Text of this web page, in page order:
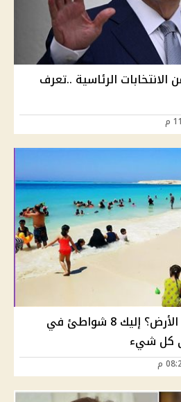
الرئاسية ..تعرف
هل تبحث عن جنة على الأرض؟ إليك 8 شواطئ في
كل شيء